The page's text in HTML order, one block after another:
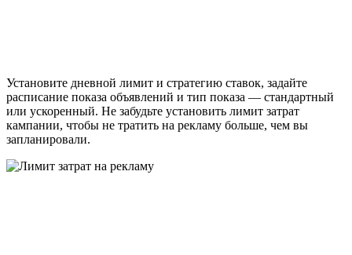
Установите дневной лимит и стратегию ставок, задайте
расписание показа объявлений и тип показа — стандартный
или ускоренный. Не забудьте установить лимит затрат
кампании, чтобы не тратить на рекламу больше, чем вы
запланировали.